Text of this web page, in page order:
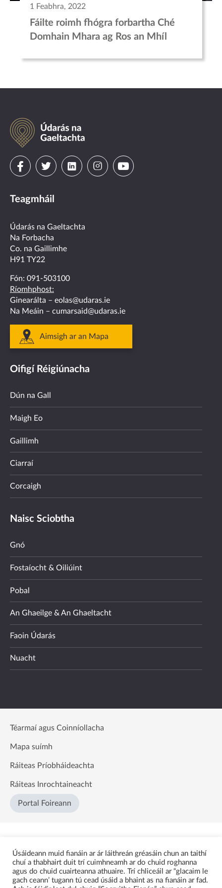
1 Feabhra, 2022
Fáilte roimh fhógra forbartha Ché
Domhain Mhara ag Ros an Mhíl
Údarás
na
Gaeltachta
Visit
on
facebook
Visit
on
twitter
Visit
linkedin
VisitVisit
Teagmháil
Údarás na Gaeltachta
Na Forbacha
Co. na Gaillimhe
H91 TY22
Fón: 091-503100
Ríomhphost:
Ginearálta – eolas@udaras.ie
Na Meáin – cumarsaid@udaras.ie
Aimsigh ar an Mapa
Oifigí Réigiúnacha
Dún na Gall
Maigh Eo
Gaillimh
Ciarraí
Corcaigh
Naisc Sciobtha
Gnó
Fostaíocht & Oiliúint
Pobal
An Ghaeilge & An Ghaeltacht
Faoin Údarás
Nuacht
Téarmaí agus Coinníollacha
Mapa suímh
Ráiteas Príobháideachta
Ráiteas Inrochtaineacht
Portal Foireann
Úsáideann muid fianáin ar ár láithreán gréasáin chun an taithí
chuí a thabhairt duit trí cuimhneamh ar do chuid roghanna
agus do chuid cuairteanna athuaire. Trí chliceáil ar “glacaim le
gach ceann’ tugann tú cead úsáid a bhaint as na fianáin ar fad.